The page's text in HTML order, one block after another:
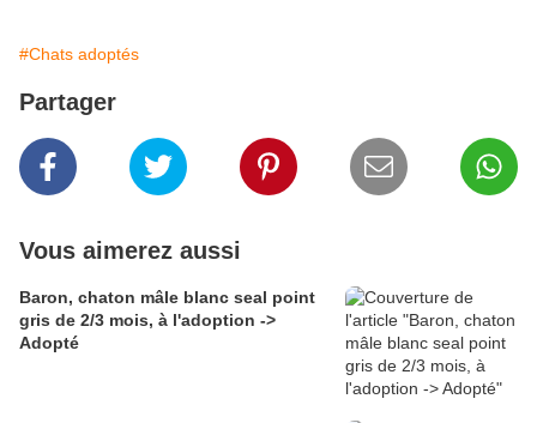
#Chats adoptés
Partager
Vous aimerez aussi
Baron, chaton mâle blanc seal point
gris de 2/3 mois, à l'adoption ->
Adopté